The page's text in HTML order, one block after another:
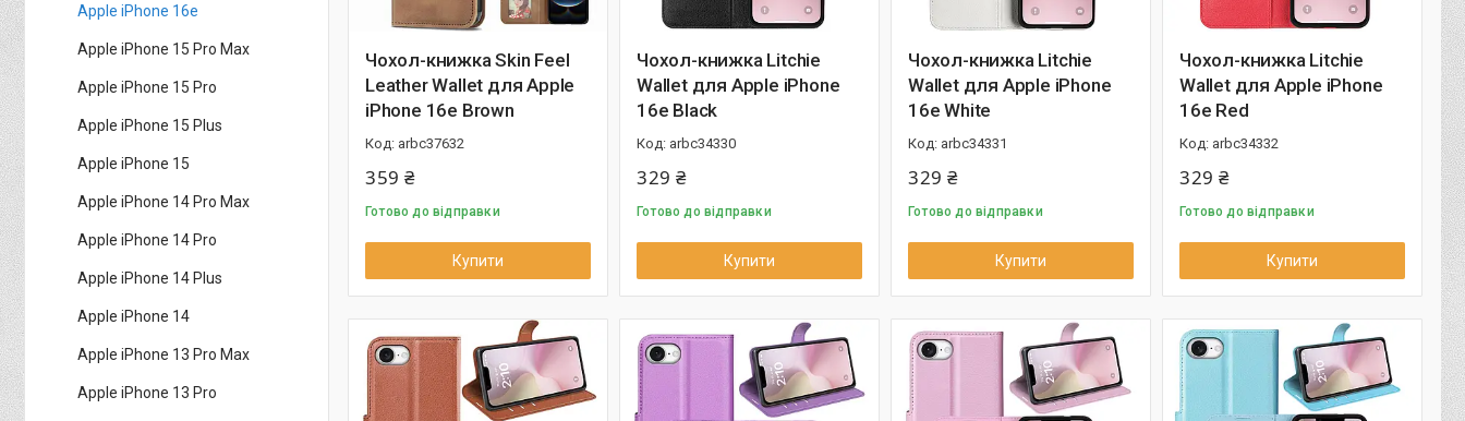
Чохол-книжка Skin Feel
Leather Wallet для Apple
iPhone 16e Brown
arbc37632
359 ₴
Готово до відправки
Купити
Чохол-книжка Litchie
Wallet для Apple iPhone
16e Black
arbc34330
329 ₴
Готово до відправки
Купити
Чохол-книжка Litchie
Wallet для Apple iPhone
16e White
arbc34331
329 ₴
Готово до відправки
Купити
Чохол-книжка Litchie
Wallet для Apple iPhone
16e Red
arbc34332
329 ₴
Готово до відправки
Купити
Apple iPhone 16e
Apple iPhone 15 Pro Max
Apple iPhone 15 Pro
Apple iPhone 15 Plus
Apple iPhone 15
Apple iPhone 14 Pro Max
Apple iPhone 14 Pro
Apple iPhone 14 Plus
Apple iPhone 14
Apple iPhone 13 Pro Max
Apple iPhone 13 Pro